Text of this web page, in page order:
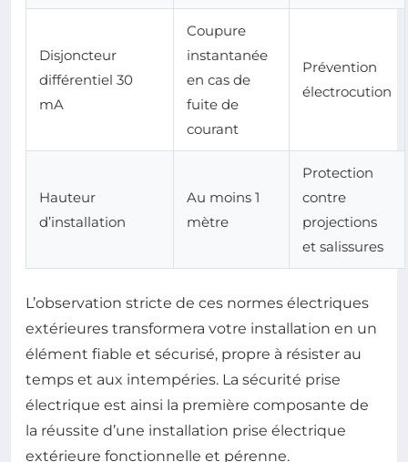
Disjoncteur
différentiel 30
mA
Coupure
instantanée
en cas de
fuite de
courant
Prévention
électrocution
Hauteur
d’installation
Au moins 1
mètre
Protection
contre
projections
et salissures
L’observation stricte de ces normes électriques
extérieures transformera votre installation en un
élément fiable et sécurisé, propre à résister au
temps et aux intempéries. La sécurité prise
électrique est ainsi la première composante de
la réussite d’une installation prise électrique
extérieure fonctionnelle et pérenne.